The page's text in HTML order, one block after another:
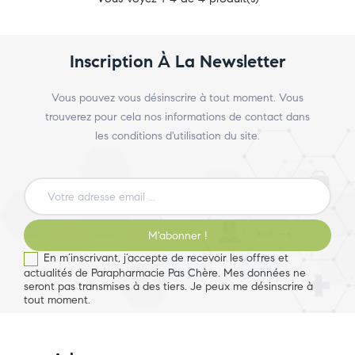
Inscription À La Newsletter
Vous pouvez vous désinscrire à tout moment. Vous
trouverez pour cela nos informations de contact dans
les conditions d'utilisation du site.
M'abonner !
En m’inscrivant, j’accepte de recevoir les offres et
actualités de Parapharmacie Pas Chère. Mes données ne
seront pas transmises à des tiers. Je peux me désinscrire à
tout moment.